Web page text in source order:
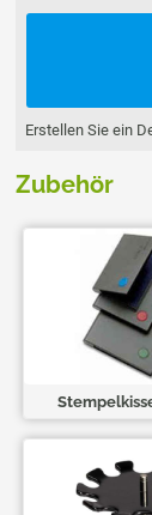
Erstellen Sie ein
Zubehör